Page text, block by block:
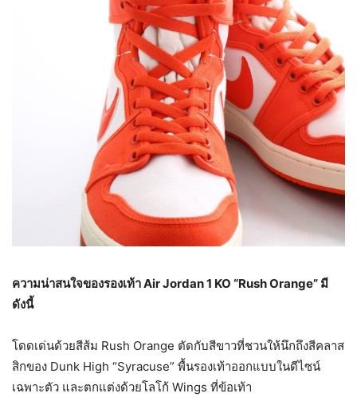
ความน่าสนใจของรองเท้าAir Jordan1 KO “Rush Orange” มี
ดังนี้
โดดเด่นด้วยสีส้ม Rush Orange ตัดกับสีขาวที่ชวนให้นึกถึงสีคลาส
สิกของ Dunk High “Syracuse” พื้นรองเท้าออกแบบในดีไซน์
เฉพาะตัว และตกแต่งด้วยโลโก้ Wings ที่ข้อเท้า